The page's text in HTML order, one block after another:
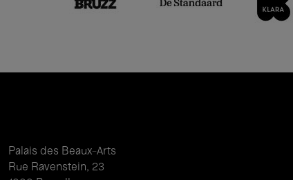
Palais des Beaux-Arts
Rue Ravenstein, 23